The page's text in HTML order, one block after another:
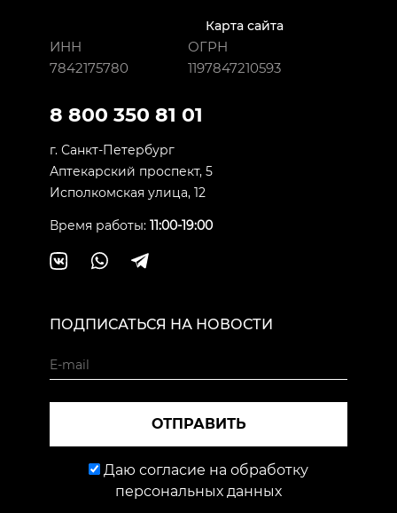
Карта сайта
ИНН
7842175780
ОГРН
1197847210593
8 800 350 81 01
г. Санкт-Петербург
Аптекарский проспект, 5
Исполкомская улица, 12
Время работы: 11:00-19:00
ПОДПИСАТЬСЯ НА НОВОСТИ
ОТПРАВИТЬ
Даю согласие на обработку
персональных данных